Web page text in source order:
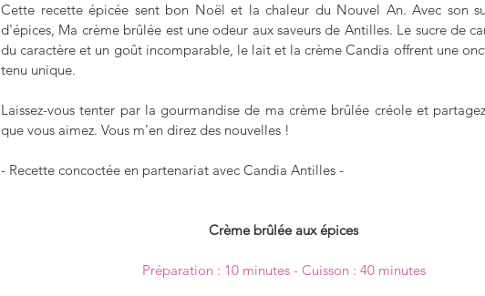
Cette recette épicée sent bon Noël et la chaleur du Nouvel An. Avec son
d'épices, Ma crème brûlée est une odeur aux saveurs de Antilles. Le sucre de
du caractère et un goût incomparable, le lait et la crème Candia offrent une
tenu unique.
Laissez-vous tenter par la gourmandise de ma crème brûlée créole et
que vous aimez. Vous m'en direz des nouvelles !
- Recette concoctée en partenariat avec Candia Antilles -
Crème brûlée aux épices
Préparation : 10 minutes - Cuisson : 40 minutes